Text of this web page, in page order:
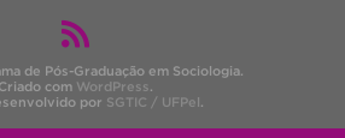
de Pós-Graduação em Sociologia.
Criado com WordPress.
por SGTIC / UFPel.